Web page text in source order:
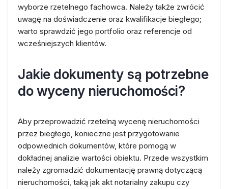
wyborze rzetelnego fachowca. Należy także zwrócić
uwagę na doświadczenie oraz kwalifikacje biegłego;
warto sprawdzić jego portfolio oraz referencje od
wcześniejszych klientów.
Jakie dokumenty są potrzebne
do wyceny nieruchomości?
Aby przeprowadzić rzetelną wycenę nieruchomości
przez biegłego, konieczne jest przygotowanie
odpowiednich dokumentów, które pomogą w
dokładnej analizie wartości obiektu. Przede wszystkim
należy zgromadzić dokumentację prawną dotyczącą
nieruchomości, taką jak akt notarialny zakupu czy